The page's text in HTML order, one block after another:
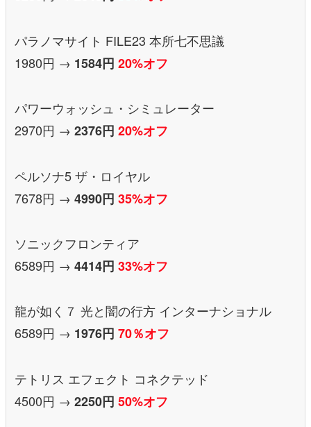
パラノマサイト FILE23 本所七不思議
1980円 → 1584円 20%オフ
パワーウォッシュ・シミュレーター
2970円 → 2376円 20%オフ
ペルソナ5 ザ・ロイヤル
7678円 → 4990円 35%オフ
ソニックフロンティア
6589円 → 4414円 33%オフ
龍が如く７ 光と闇の行方 インターナショナル
6589円 → 1976円 70％オフ
テトリス エフェクト コネクテッド
4500円 → 2250円 50%オフ